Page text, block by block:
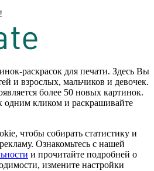
раскрасок для печати. Здесь Вы
и взрослых, мальчиков и девочек.
более 50 новых картинок.
одним кликом и раскрашивайте
чтобы собирать статистику и
Ознакомьтесь с нашей
и прочитайте подробней о
измените настройки